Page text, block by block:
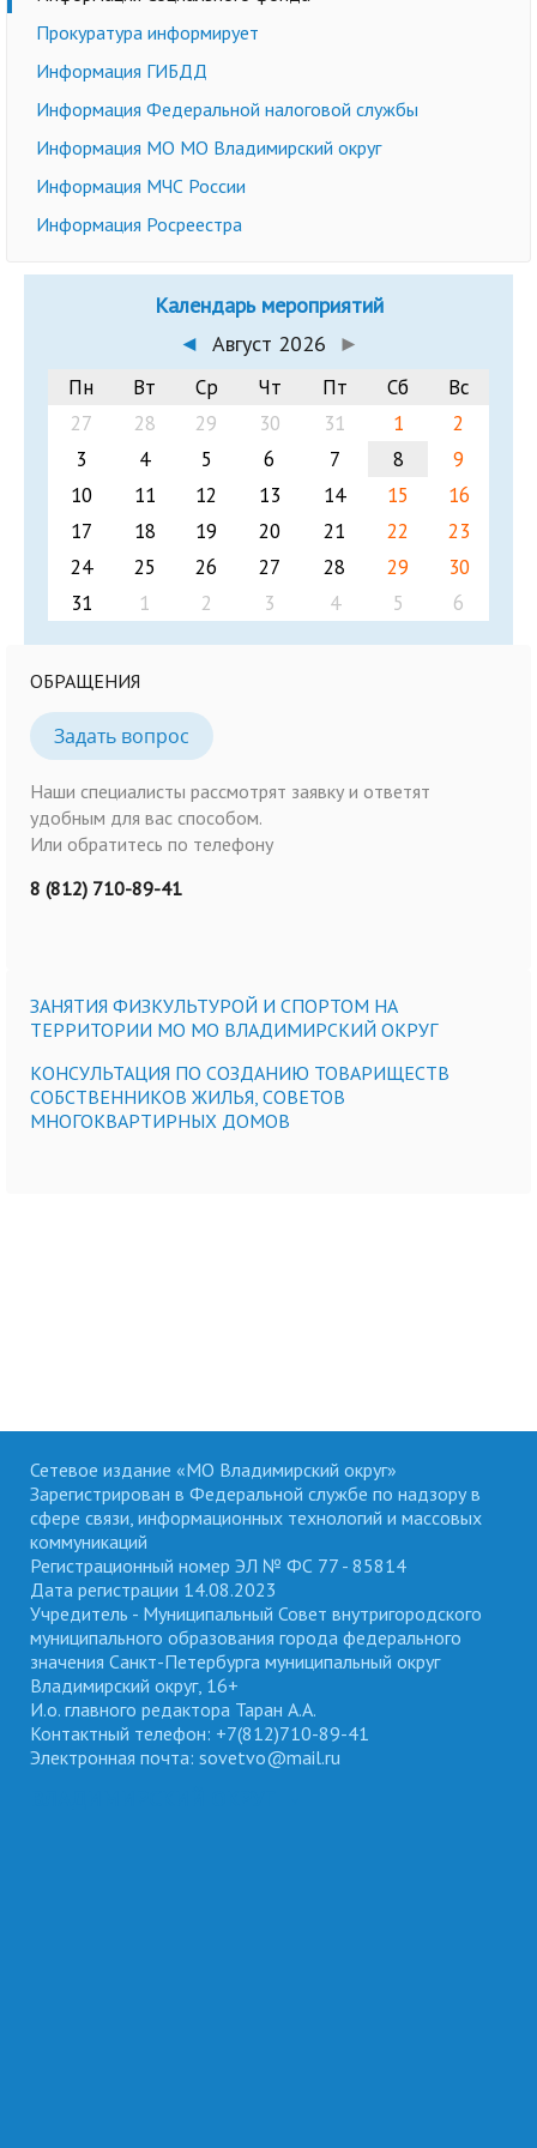
Прокуратура информирует
Информация ГИБДД
Информация Федеральной налоговой службы
Информация МО МО Владимирский округ
Информация МЧС России
Информация Росреестра
Календарь мероприятий
◄ Август 2026 ►
Пн Вт Ср Чт Пт Сб
Вс
27
28 29 30 31 1
2
3
4 5 6 7 8
9
10
11 12 13 14 15
16
17
18 19 20 21 22
23
24
25 26 27 28 29
30
31
1 2 3 4 5 6
ОБРАЩЕНИЯ
Задать вопрос
Наши специалисты рассмотрят заявку и ответят
удобным для вас способом.
Или обратитесь по телефону
8 (812) 710-89-41
ЗАНЯТИЯ ФИЗКУЛЬТУРОЙ И СПОРТОМ НА
ТЕРРИТОРИИ МО МО ВЛАДИМИРСКИЙ ОКРУГ
КОНСУЛЬТАЦИЯ ПО СОЗДАНИЮ ТОВАРИЩЕСТВ
СОБСТВЕННИКОВ ЖИЛЬЯ, СОВЕТОВ
МНОГОКВАРТИРНЫХ ДОМОВ
Сетевое издание «МО Владимирский округ»
Зарегистрирован в Федеральной службе по надзору в
сфере связи, информационных технологий и массовых
коммуникаций
Регистрационный номер ЭЛ № ФС 77 - 85814
Дата регистрации 14.08.2023
Учредитель - Муниципальный Совет внутригородского
муниципального образования города федерального
значения Санкт-Петербурга муниципальный округ
Владимирский округ, 16+
И.о. главного редактора Таран А.А.
Контактный телефон: +7(812)710-89-41
Электронная почта: sovetvo@mail.ru